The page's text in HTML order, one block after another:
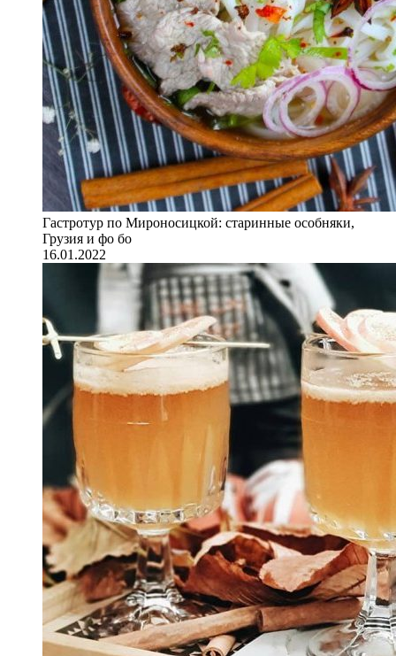
Гастротур по Мироносицкой: старинные особняки,
Грузия и фо бо
16.01.2022